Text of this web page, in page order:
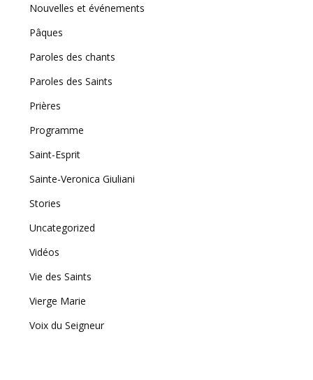
Nouvelles et événements
Pâques
Paroles des chants
Paroles des Saints
Prières
Programme
Saint-Esprit
Sainte-Veronica Giuliani
Stories
Uncategorized
Vidéos
Vie des Saints
Vierge Marie
Voix du Seigneur